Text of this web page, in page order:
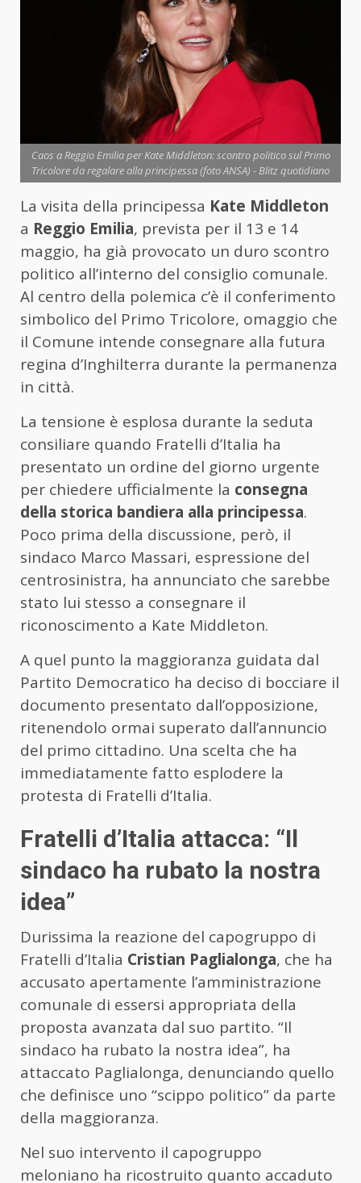
Caos a Reggio Emilia per Kate Middleton: scontro politico sul Primo
Tricolore da regalare alla principessa (foto ANSA) - Blitz quotidiano
La visita della principessa Kate Middleton
a Reggio Emilia, prevista per il 13 e 14
maggio, ha già provocato un duro scontro
politico all’interno del consiglio comunale.
Al centro della polemica c’è il conferimento
simbolico del Primo Tricolore, omaggio che
il Comune intende consegnare alla futura
regina d’Inghilterra durante la permanenza
in città.
La tensione è esplosa durante la seduta
consiliare quando Fratelli d’Italia ha
presentato un ordine del giorno urgente
per chiedere ufficialmente la consegna
della storica bandiera alla principessa.
Poco prima della discussione, però, il
sindaco Marco Massari, espressione del
centrosinistra, ha annunciato che sarebbe
stato lui stesso a consegnare il
riconoscimento a Kate Middleton.
A quel punto la maggioranza guidata dal
Partito Democratico ha deciso di bocciare il
documento presentato dall’opposizione,
ritenendolo ormai superato dall’annuncio
del primo cittadino. Una scelta che ha
immediatamente fatto esplodere la
protesta di Fratelli d’Italia.
Fratelli d’Italia attacca: “Il
sindaco ha rubato la nostra
idea”
Durissima la reazione del capogruppo di
Fratelli d’Italia Cristian Paglialonga, che ha
accusato apertamente l’amministrazione
comunale di essersi appropriata della
proposta avanzata dal suo partito. “Il
sindaco ha rubato la nostra idea”, ha
attaccato Paglialonga, denunciando quello
che definisce uno “scippo politico” da parte
della maggioranza.
Nel suo intervento il capogruppo
meloniano ha ricostruito quanto accaduto